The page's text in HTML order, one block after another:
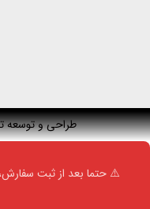
طراحی و توسعه
⚠️ حتما بعد از ثبت